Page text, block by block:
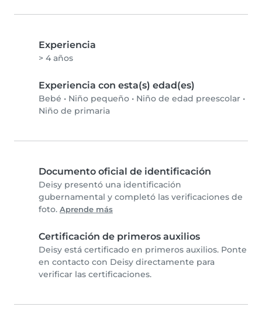
Experiencia
> 4 años
Experiencia con esta(s) edad(es)
Bebé • Niño pequeño • Niño de edad preescolar •
Niño de primaria
Documento oficial de identificación
Deisy presentó una identificación
gubernamental y completó las verificaciones de
foto. Aprende más
Certificación de primeros auxilios
Deisy está certificado en primeros auxilios. Ponte
en contacto con Deisy directamente para
verificar las certificaciones.